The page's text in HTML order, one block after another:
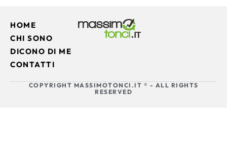
HOME
CHI SONO
DICONO DI ME
CONTATTI
COPYRIGHT MASSIMOTONCI.IT ® - ALL RIGHTS
RESERVED